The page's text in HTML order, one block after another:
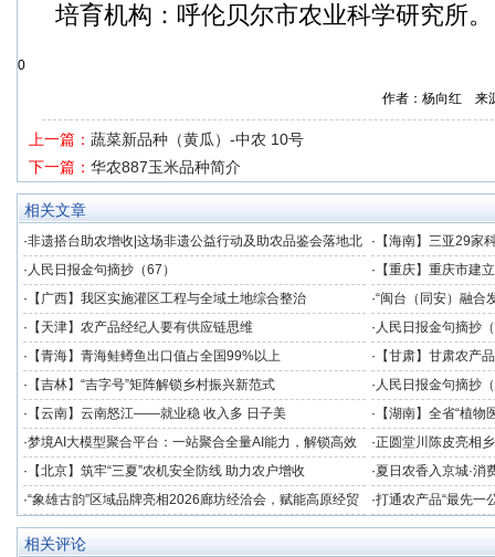
培育机构：呼伦贝尔市农业科学研究所。
0
作者：杨向红 来
上一篇： 蔬菜新品种（黄瓜）-中农 10号
下一篇： 华农887玉米品种简介
相关文章
·非遗搭台助农增收|这场非遗公益行动及助农品鉴会落地北
京
· 【海南】三亚29家
· 人民日报金句摘抄（67） · 【重庆】重庆市建
度
· 【广西】我区实施灌区工程与全域土地综合整治 ·“闽台（同安）融合
发展提供数据支撑
· 【天津】农产品经纪人要有供应链思维 · 人民日报金句摘抄
· 【青海】青海鲑鳟鱼出口值占全国99%以上 · 【甘肃】甘肃农产
· 【吉林】“吉字号”矩阵解锁乡村振兴新范式 · 人民日报金句摘抄
· 【云南】云南怒江——就业稳 收入多 日子美 · 【湖南】全省“植
竞技
·梦境AI大模型聚合平台：一站聚合全量AI能力，解锁高效
创作新境界
·正圆堂川陈皮亮相
注获群众点赞
· 【北京】筑牢“三夏”农机安全防线 助力农户增收 ·夏日农香入京城·
助农专场品鉴会在北
·“象雄古韵”区域品牌亮相2026廊坊经洽会，赋能高原经贸
协同发展
·打通农产品“最先一
业冷链中心落成
相关评论